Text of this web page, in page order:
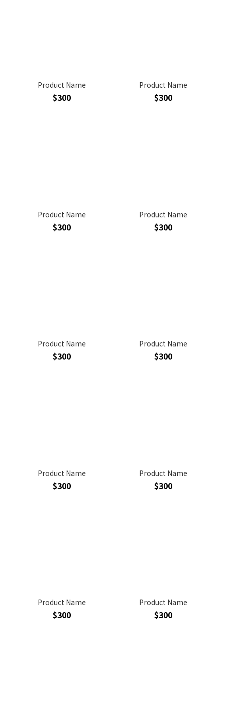
Product Name
$300
Product Name
$300
Product Name
$300
Product Name
$300
Product Name
$300
Product Name
$300
Product Name
$300
Product Name
$300
Product Name
$300
Product Name
$300